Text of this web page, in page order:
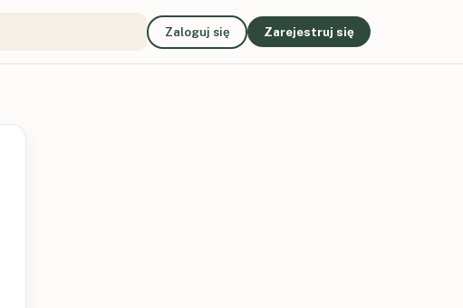
Zaloguj się Zarejestruj się